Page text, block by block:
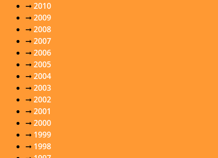
➞2010
➞2009
➞2008
➞2007
➞2006
➞2005
➞2004
➞2003
➞2002
➞2001
➞2000
➞ 1999
➞ 1998